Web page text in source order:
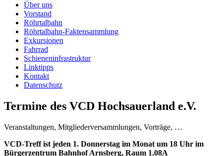
Über uns
Vorstand
Röhrtalbahn
Röhrtalbahn-Faktensammlung
Exkursionen
Fahrrad
Schieneninfrastruktur
Linktipps
Kontakt
Datenschutz
Termine des VCD Hochsauerland e.V.
Veranstaltungen, Mitgliederversammlungen, Vorträge, …
VCD-Treff ist jeden 1. Donnerstag im Monat um 18 Uhr im
Bürgerzentrum Bahnhof Arnsberg, Raum 1.08A